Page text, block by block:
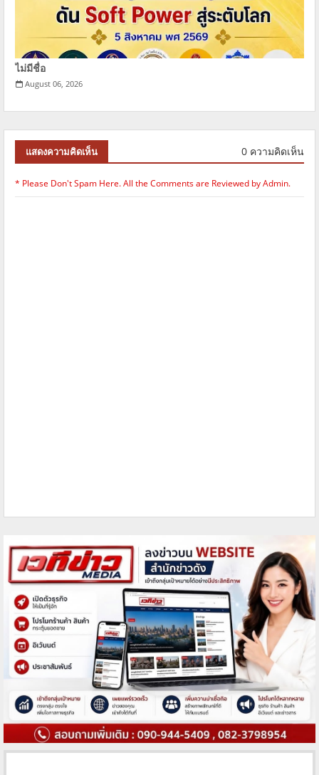
ไม่มีชื่อ
August 06, 2026
แสดงความคิดเห็น 0 ความคิดเห็น
* Please Don't Spam Here. All the Comments are Reviewed by Admin.